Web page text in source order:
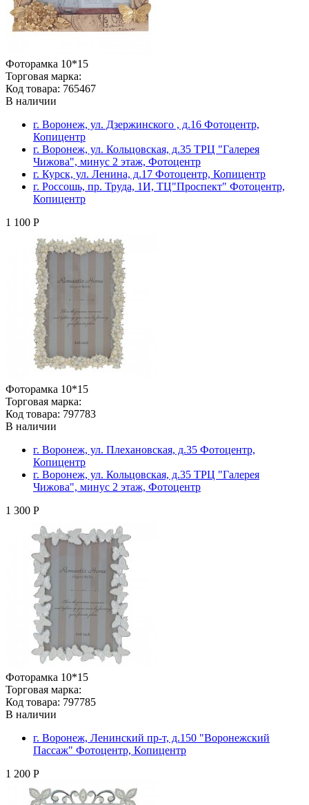
Фоторамка 10*15
Торговая марка:
Код товара: 765467
В наличии
г. Воронеж, ул. Дзержинского , д.16 Фотоцентр,
Копицентр
г. Воронеж, ул. Кольцовская, д.35 ТРЦ "Галерея
Чижова", минус 2 этаж, Фотоцентр
г. Курск, ул. Ленина, д.17 Фотоцентр, Копицентр
г. Россошь, пр. Труда, 1И, ТЦ"Проспект" Фотоцентр,
Копицентр
1 100 Р
Фоторамка 10*15
Торговая марка:
Код товара: 797783
В наличии
г. Воронеж, ул. Плехановская, д.35 Фотоцентр,
Копицентр
г. Воронеж, ул. Кольцовская, д.35 ТРЦ "Галерея
Чижова", минус 2 этаж, Фотоцентр
1 300 Р
Фоторамка 10*15
Торговая марка:
Код товара: 797785
В наличии
г. Воронеж, Ленинский пр-т, д.150 "Воронежский
Пассаж" Фотоцентр, Копицентр
1 200 Р